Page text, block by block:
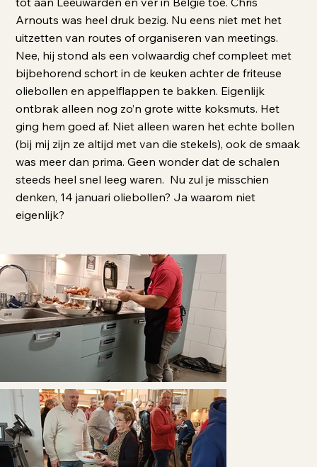
Arnouts was heel druk bezig. Nu eens niet met het
uitzetten van routes of organiseren van meetings.
Nee, hij stond als een volwaardig chef compleet met
bijbehorend schort in de keuken achter de friteuse
oliebollen en appelflappen te bakken. Eigenlijk
ontbrak alleen nog zo’n grote witte koksmuts. Het
ging hem goed af. Niet alleen waren het echte bollen
(bij mij zijn ze altijd met van die stekels), ook de smaak
was meer dan prima. Geen wonder dat de schalen
steeds heel snel leeg waren. Nu zul je misschien
denken, 14 januari oliebollen? Ja waarom niet
eigenlijk?